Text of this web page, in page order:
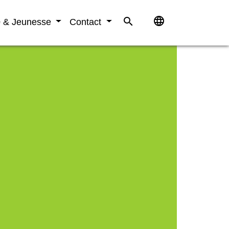
& Jeunesse Contact search language